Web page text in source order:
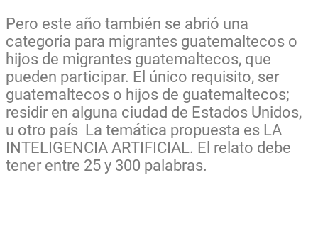
Pero este año también se abrió una
categoría para migrantes guatemaltecos o
hijos de migrantes guatemaltecos, que
pueden participar. El único requisito, ser
guatemaltecos o hijos de guatemaltecos;
residir en alguna ciudad de Estados Unidos,
u otro país La temática propuesta es LA
INTELIGENCIA ARTIFICIAL. El relato debe
tener entre 25 y 300 palabras.